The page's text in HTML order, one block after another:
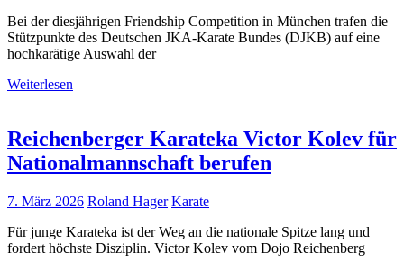
Bei der diesjährigen Friendship Competition in München trafen die
Stützpunkte des Deutschen JKA-Karate Bundes (DJKB) auf eine
hochkarätige Auswahl der
Weiterlesen
Reichenberger Karateka Victor Kolev für
Nationalmannschaft berufen
7. März 2026 Roland Hager Karate
Für junge Karateka ist der Weg an die nationale Spitze lang und
fordert höchste Disziplin. Victor Kolev vom Dojo Reichenberg